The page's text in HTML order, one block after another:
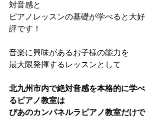
対音感と
ピアノレッスンの基礎が学べると大好
評です！
音楽に興味があるお子様の能力を
最大限発揮するレッスンとして
北九州市内で絶対音感を本格的に学べ
るピアノ教室は
ぴあのカンパネルラピアノ教室だけで